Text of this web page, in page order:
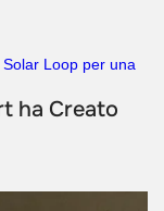
ha Creato